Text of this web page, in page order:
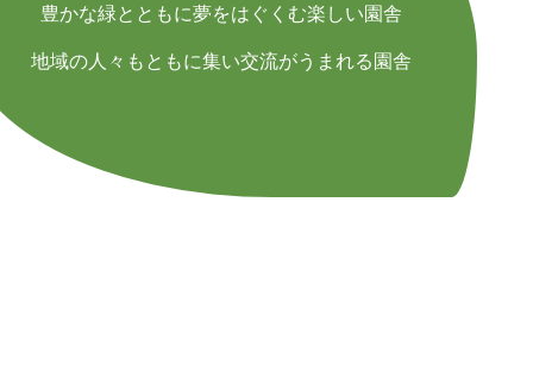
豊かな緑とともに夢をはぐくむ楽しい園舎
地域の人々もともに集い交流がうまれる園舎